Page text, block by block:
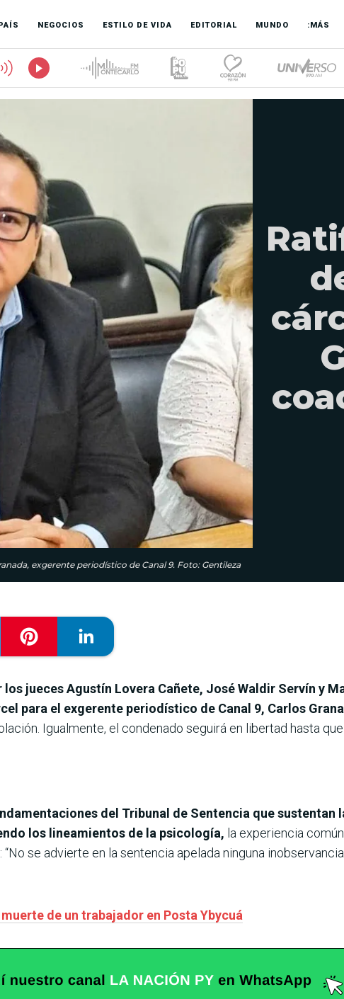
NEGOCIOS ESTILO DE VIDA EDITORIAL MUNDO :MÁS
exgerente periodístico de Canal 9. Foto: Gentileza
jueces Agustín Lovera Cañete, José Waldir Servín y
para el exgerente periodístico de Canal 9, Carlos
Igualmente, el condenado seguirá en libertad hasta
del Tribunal de Sentencia que sustentan
los lineamientos de la psicología, la experiencia
se advierte en la sentencia apelada ninguna
de un trabajador en Posta Ybycuá